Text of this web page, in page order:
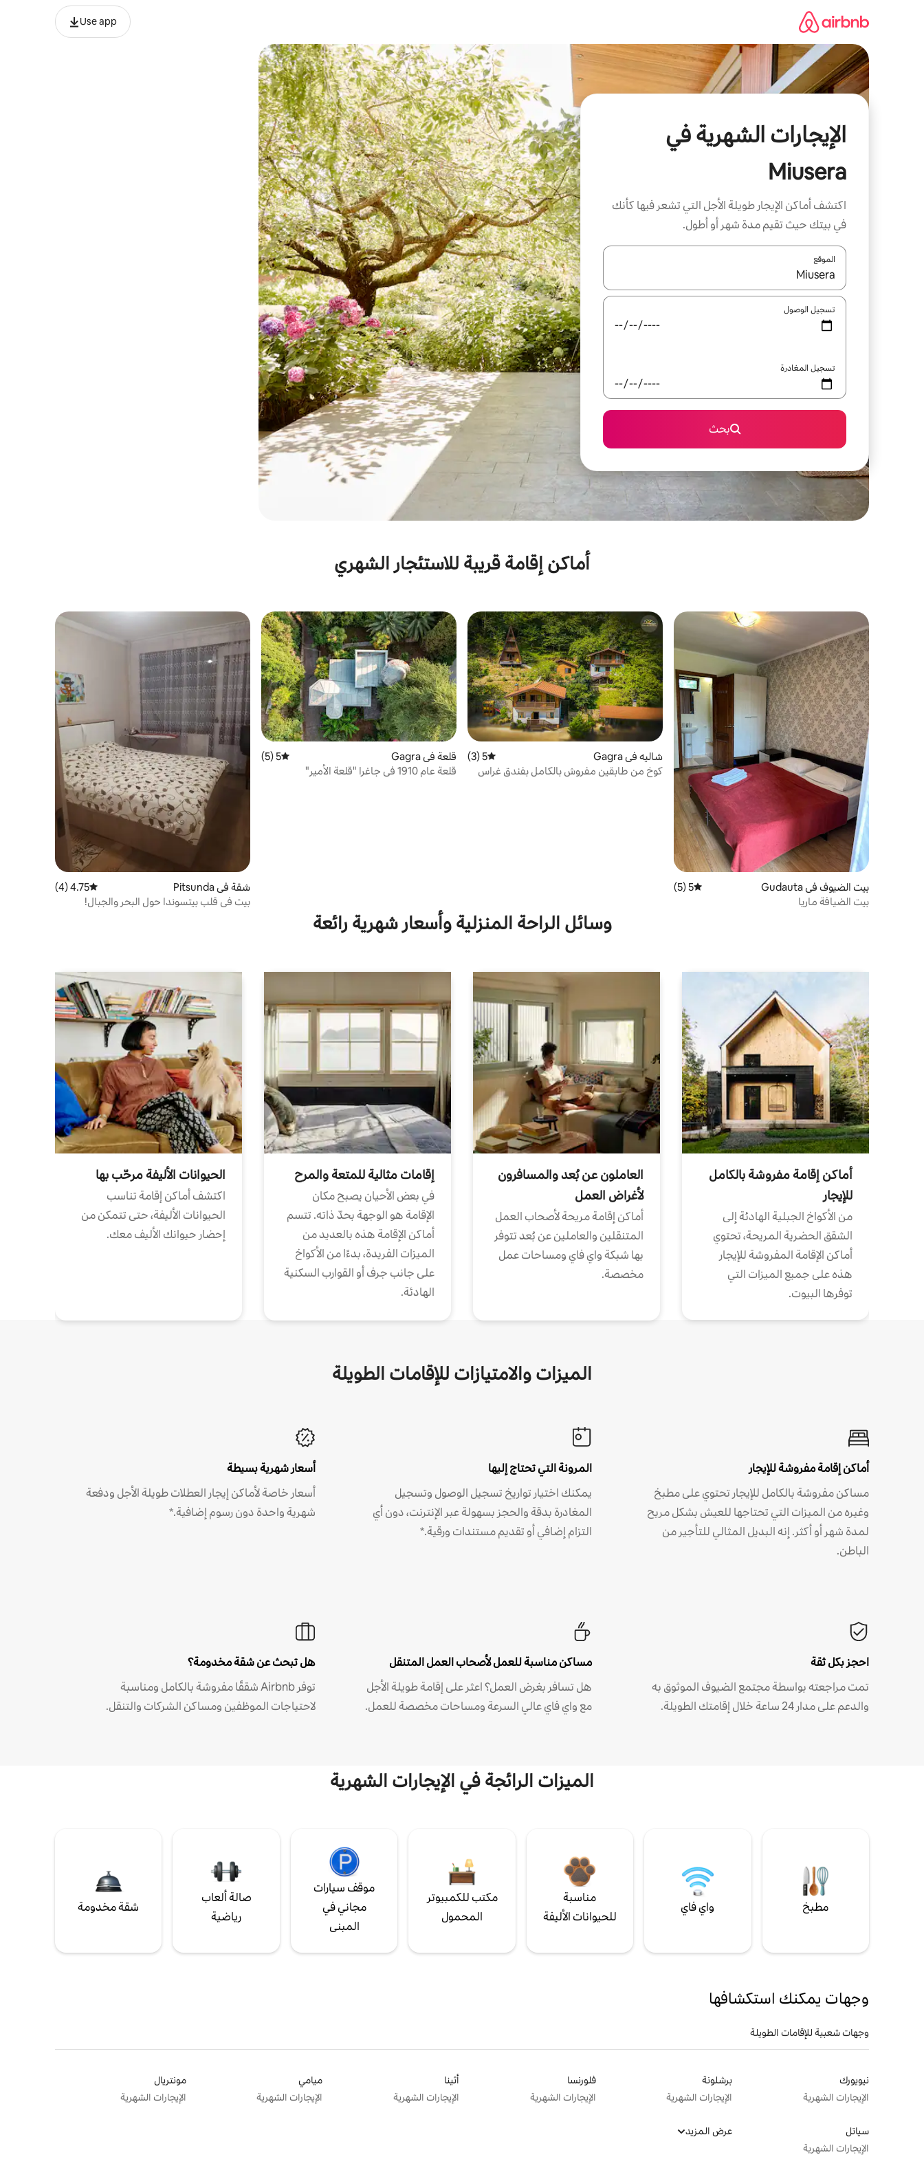
Use app
الإيجارات الشهرية في
Miusera
اكتشف أماكن الإيجار طويلة الأجل التي تشعر فيها كأنك
في بيتك حيث تقيم مدة شهر أو أطول.
الموقع
عند توفر النتائج، انتقل باستخدام السهمين لأعلى ولأسفل أو استكشف عن طريق اللمس أو السحب.
تسجيل الوصول
تسجيل المغادرة
بحث
أماكن إقامة قريبة للاستئجار الشهري
بيت الضيوف في Gudauta متوسط التقييم 5 من 5، 5 مراجعات
5 (5)
بيت الضيافة ماريا
شاليه في Gagra متوسط التقييم 5 من 5، 3 مراجعات
5 (3)
كوخ من طابقين مفروش بالكامل بفندق غراس
قلعة في Gagra متوسط التقييم 5 من 5، 5 مراجعات
5 (5)
قلعة عام 1910 في جاغرا "قلعة الأمير"
شقة في Pitsunda متوسط التقييم 4.75 من 5، 4 مراجعات
4.75 (4)
بيت في قلب بيتسوندا حول البحر والجبال!
وسائل الراحة المنزلية وأسعار شهرية رائعة
أماكن إقامة مفروشة بالكامل
للإيجار
من الأكواخ الجبلية الهادئة إلى
الشقق الحضرية المريحة، تحتوي
أماكن الإقامة المفروشة للإيجار
هذه على جميع الميزات التي
توفرها البيوت.
العاملون عن بُعد والمسافرون
لأغراض العمل
أماكن إقامة مريحة لأصحاب العمل
المتنقلين والعاملين عن بُعد تتوفر
بها شبكة واي فاي ومساحات عمل
مخصصة.
إقامات مثالية للمتعة والمرح
في بعض الأحيان يصبح مكان
الإقامة هو الوجهة بحدّ ذاته. تتسم
أماكن الإقامة هذه بالعديد من
الميزات الفريدة، بدءًا من الأكواخ
على جانب جرف أو القوارب السكنية
الهادئة.
الحيوانات الأليفة مرحّب بها
اكتشف أماكن إقامة تناسب
الحيوانات الأليفة، حتى تتمكن من
إحضار حيوانك الأليف معك.
الميزات والامتيازات للإقامات الطويلة
أماكن إقامة مفروشة للإيجار
مساكن مفروشة بالكامل للإيجار تحتوي على مطبخ
وغيره من الميزات التي تحتاجها للعيش بشكل مريح
لمدة شهر أو أكثر. إنه البديل المثالي للتأجير من
الباطن.
المرونة التي تحتاج إليها
يمكنك اختيار تواريخ تسجيل الوصول وتسجيل
المغادرة بدقة والحجز بسهولة عبر الإنترنت، دون أي
التزام إضافي أو تقديم مستندات ورقية.*
أسعار شهرية بسيطة
أسعار خاصة لأماكن إيجار العطلات طويلة الأجل ودفعة
شهرية واحدة دون رسوم إضافية.*
احجز بكل ثقة
تمت مراجعته بواسطة مجتمع الضيوف الموثوق به
والدعم على مدار 24 ساعة خلال إقامتك الطويلة.
مساكن مناسبة للعمل لأصحاب العمل المتنقل
هل تسافر بغرض العمل؟ اعثر على إقامة طويلة الأجل
مع واي فاي عالي السرعة ومساحات مخصصة للعمل.
هل تبحث عن شقة مخدومة؟
توفر Airbnb شققًا مفروشة بالكامل ومناسبة
لاحتياجات الموظفين ومساكن الشركات والتنقل.
الميزات الرائجة في الإيجارات الشهرية
مطبخ واي فاي
مناسبة
للحيوانات الأليفة
مكتب للكمبيوتر
المحمول
موقف سيارات
مجاني في
المبنى
صالة ألعاب
رياضية
شقة مخدومة
وجهات يمكنك استكشافها
وجهات شعبية للإقامات الطويلة
نيويورك
الإيجارات الشهرية
برشلونة
الإيجارات الشهرية
فلورنسا
الإيجارات الشهرية
أثينا
الإيجارات الشهرية
ميامي
الإيجارات الشهرية
مونتريال
الإيجارات الشهرية
سياتل
الإيجارات الشهرية
عرض المزيد